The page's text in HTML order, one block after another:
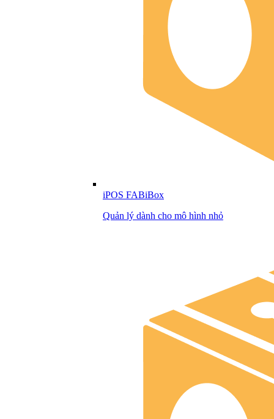
iPOS FABiBox
Quản lý dành cho mô hình nhỏ